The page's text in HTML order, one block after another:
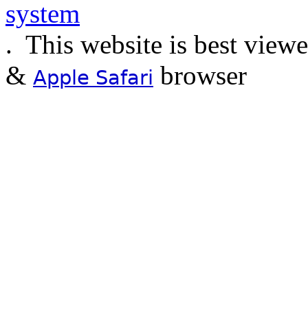
. This website is best
& Apple Safari browser